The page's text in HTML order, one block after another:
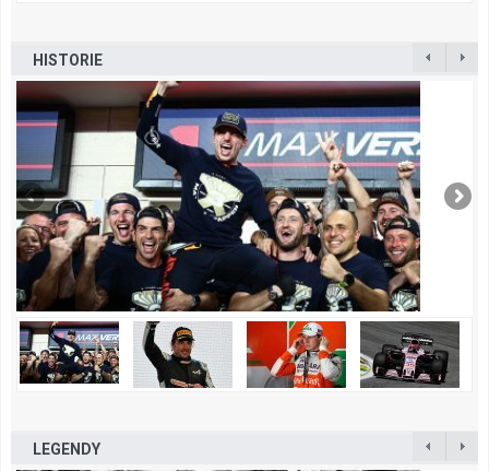
HISTORIE
LEGENDY